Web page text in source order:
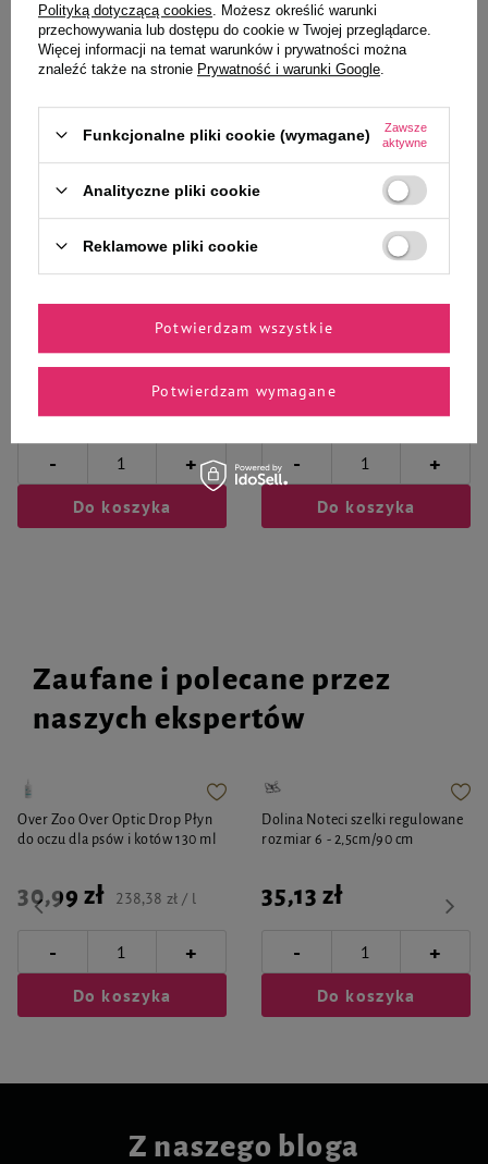
Wybrane specjalnie dla
Ciebie i Twojego czworonoga
Noteci Premium bogata w
królika z żurawiną saszetka 500 g
- +
Do koszyka
Noteci Premium bogata w dorsza
z brokułami saszetka 500 g
9,26 zł
- +
Do koszyka
Zaufane i polecane przez
naszych ekspertów
Over Zoo Over Optic Drop Płyn
do oczu dla psów i kotów 130 ml
30,99 zł 238,38 zł / l
- +
Do koszyka
Dolina Noteci szelki regulowane
rozmiar 6 - 2,5cm/90 cm
35,13 zł
- +
Do koszyka
Z naszego bloga
Polityką dotyczącą cookies . Możesz określić warunki
przechowywania lub dostępu do cookie w Twojej przeglądarce.
Więcej informacji na temat warunków i prywatności można
znaleźć także na stronie Prywatność i warunki Google
Funkcjonalne pliki cookie (wymagane)
Zawsze
aktywne
Analityczne pliki cookie
Reklamowe pliki cookie
Potwierdzam wymagane
Potwierdzam wszystkie